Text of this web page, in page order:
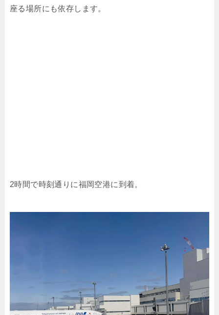
座る場所にも依存します。
2時間で時刻通りに福岡空港に到着。